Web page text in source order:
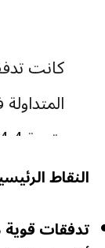
كانت
النقاط
تدفقات قوية